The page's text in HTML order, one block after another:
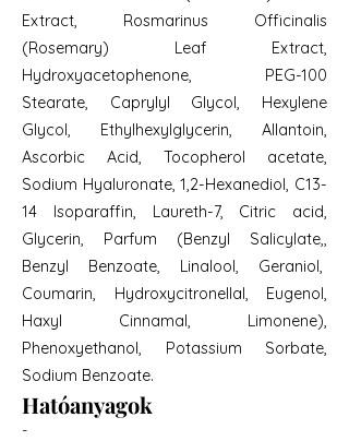
Extract, Rosmarinus Officinalis
(Rosemary) Leaf Extract,
Hydroxyacetophenone, PEG-100
Stearate, Caprylyl Glycol, Hexylene
Glycol, Ethylhexylglycerin, Allantoin,
Ascorbic Acid, Tocopherol acetate,
Sodium Hyaluronate, 1,2-Hexanediol, C13-
14 Isoparaffin, Laureth-7, Citric acid,
Glycerin, Parfum (Benzyl Salicylate,,
Benzyl Benzoate, Linalool, Geraniol,
Coumarin, Hydroxycitronellal, Eugenol,
Haxyl Cinnamal, Limonene),
Phenoxyethanol, Potassium Sorbate,
Sodium Benzoate.
Hatóanyagok
-